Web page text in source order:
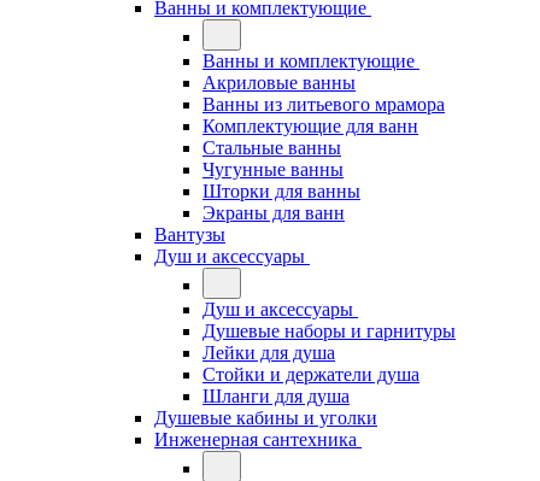
Ванны и комплектующие
Ванны и комплектующие
Акриловые ванны
Ванны из литьевого мрамора
Комплектующие для ванн
Стальные ванны
Чугунные ванны
Шторки для ванны
Экраны для ванн
Вантузы
Душ и аксессуары
Душ и аксессуары
Душевые наборы и гарнитуры
Лейки для душа
Стойки и держатели душа
Шланги для душа
Душевые кабины и уголки
Инженерная сантехника